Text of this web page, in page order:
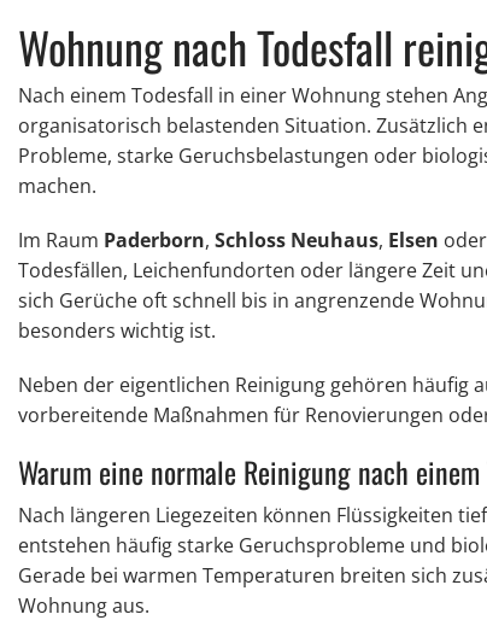
Wohnung nach Todesfall
Nach einem Todesfall in einer Wohnung stehen
organisatorisch belastenden Situation. Zusätzlich
Probleme, starke Geruchsbelastungen oder
machen.
Im Raum Paderborn, Schloss Neuhaus, Elsen oder
Todesfällen, Leichenfundorten oder längere Zeit
sich Gerüche oft schnell bis in angrenzende
besonders wichtig ist.
Neben der eigentlichen Reinigung gehören häufig
vorbereitende Maßnahmen für Renovierungen
Warum eine normale Reinigung nach
Nach längeren Liegezeiten können Flüssigkeiten
entstehen häufig starke Geruchsprobleme und
Gerade bei warmen Temperaturen breiten sich
Wohnung aus.